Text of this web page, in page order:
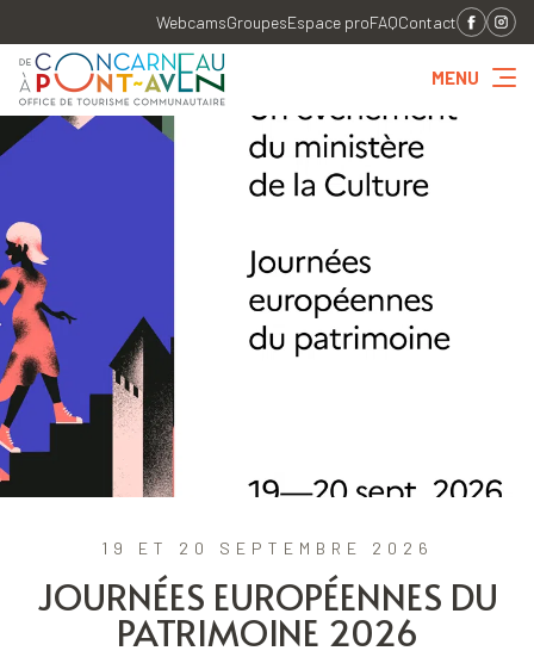
WebcamsGroupesEspace proFAQContact
MENU
19 ET 20 SEPTEMBRE 2026
JOURNÉES EUROPÉENNES DU
PATRIMOINE 2026